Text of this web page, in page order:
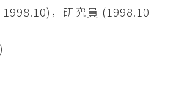
，研究員 (1998.10-